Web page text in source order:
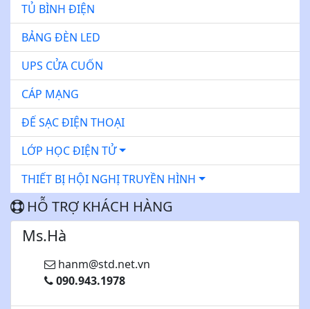
TỦ BÌNH ĐIỆN
BẢNG ĐÈN LED
UPS CỬA CUỐN
CÁP MẠNG
ĐẾ SẠC ĐIỆN THOẠI
LỚP HỌC ĐIỆN TỬ
THIẾT BỊ HỘI NGHỊ TRUYỀN HÌNH
HỖ TRỢ KHÁCH HÀNG
Ms.Hà
hanm@std.net.vn
090.943.1978